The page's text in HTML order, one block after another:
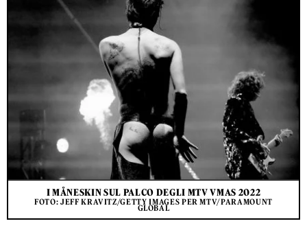
I MÅNESKIN SUL PALCO DEGLI MTV VMAS 2022
FOTO: JEFF KRAVITZ/GETTY IMAGES PER MTV/PARAMOUNT
GLOBAL